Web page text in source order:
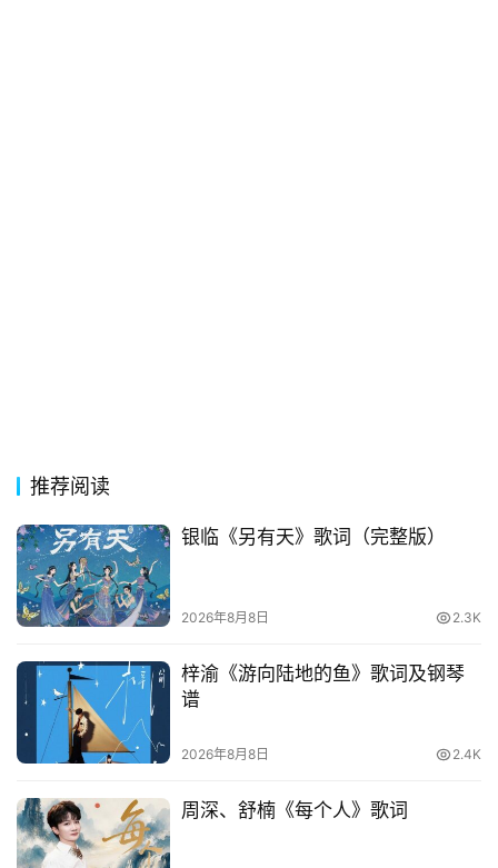
网
热
词
电
台
词
其
词
语
推荐阅读
银临《另有天》歌词（完整版）
2026年8月8日 2.3K
梓渝《游向陆地的鱼》歌词及钢琴
谱
2026年8月8日 2.4K
周深、舒楠《每个人》歌词